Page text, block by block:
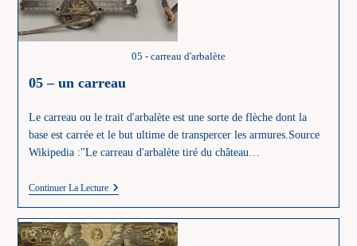
05 - carreau d'arbalète
05 – un carreau
Le carreau ou le trait d'arbalète est une sorte de flèche dont la
base est carrée et le but ultime de transpercer les armures.Source
Wikipedia :"Le carreau d'arbalète tiré du château…
Continuer La Lecture05
Carreau